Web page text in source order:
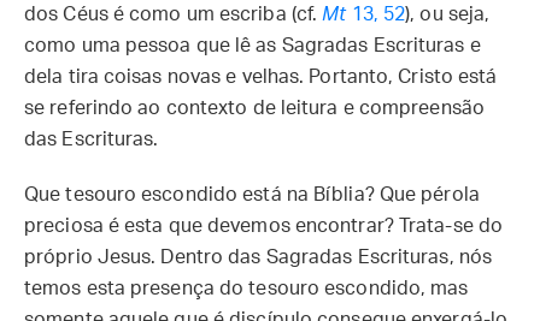
dos Céus é como um escriba (cf. Mt13, 52), ou seja,
como uma pessoa que lê as Sagradas Escrituras e
dela tira coisas novas e velhas. Portanto, Cristo está
se referindo ao contexto de leitura e compreensão
das Escrituras.
Que tesouro escondido está na Bíblia? Que pérola
preciosa é esta que devemos encontrar? Trata-se do
próprio Jesus. Dentro das Sagradas Escrituras, nós
temos esta presença do tesouro escondido, mas